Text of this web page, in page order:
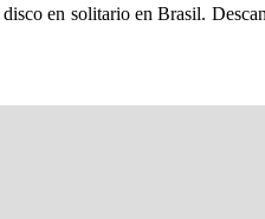
en solitario en Brasil.